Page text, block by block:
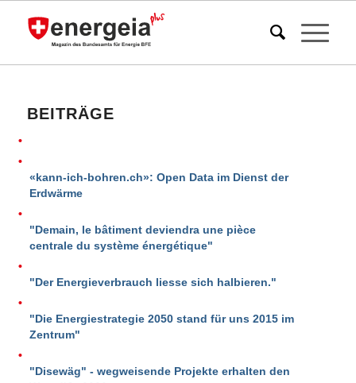
BEITRÄGE
«kann-ich-bohren.ch»: Open Data im Dienst der
Erdwärme
"Demain, le bâtiment deviendra une pièce
centrale du système énergétique"
"Der Energieverbrauch liesse sich halbieren."
"Die Energiestrategie 2050 stand für uns 2015 im
Zentrum"
"Disewäg" - wegweisende Projekte erhalten den